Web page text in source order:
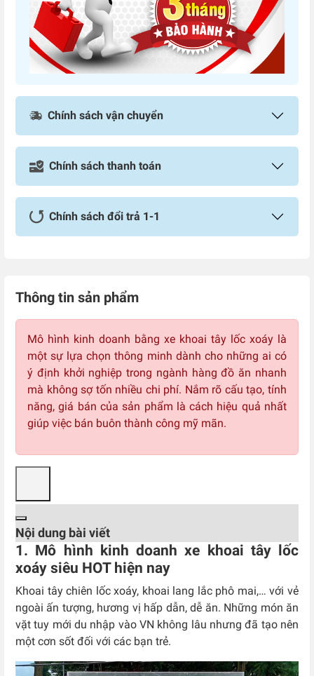
Chính sách vận chuyển
Chính sách thanh toán
Chính sách đổi trả 1-1
Thông tin sản phẩm
Mô hình kinh doanh bằng xe khoai tây lốc xoáy là
một sự lựa chọn thông minh dành cho những ai có
ý định khởi nghiệp trong ngành hàng đồ ăn nhanh
mà không sợ tốn nhiều chi phí. Nắm rõ cấu tạo, tính
năng, giá bán của sản phẩm là cách hiệu quả nhất
giúp việc bán buôn thành công mỹ mãn.
Nội dung bài viết
1. Mô hình kinh doanh xe khoai tây lốc
xoáy siêu HOT hiện nay
Khoai tây chiên lốc xoáy, khoai lang lắc phô mai,… với vẻ
ngoài ấn tượng, hương vị hấp dẫn, dễ ăn. Những món ăn
vặt tuy mới du nhập vào VN không lâu nhưng đã tạo nên
một cơn sốt đối với các bạn trẻ.